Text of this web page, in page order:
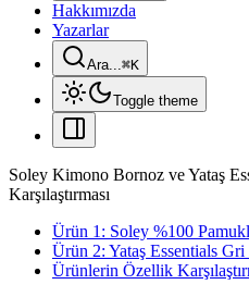
Hakkımızda
Yazarlar
Ara...⌘K
Toggle theme
Soley Kimono Bornoz ve Yataş
Karşılaştırması
Ürün 1: Soley %100
Ürün 2: Yataş Essentials
Ürünlerin Özellik